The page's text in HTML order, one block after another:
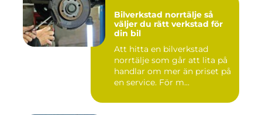
Bilverkstad norrtälje så
väljer du rätt verkstad för
din bil
Att hitta en bilverkstad
norrtälje som går att lita på
handlar om mer än priset på
en service. För m...